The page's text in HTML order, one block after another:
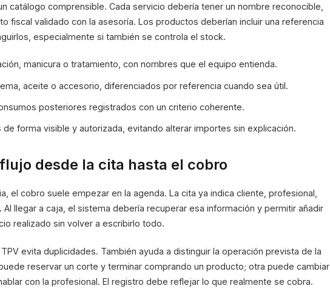
catálogo comprensible. Cada servicio debería tener un nombre reconocible,
fiscal validado con la asesoría. Los productos deberían incluir una referencia
especialmente si también se controla el stock.
manicura o tratamiento, con nombres que el equipo entienda.
aceite o accesorio, diferenciados por referencia cuando sea útil.
posteriores registrados con un criterio coherente.
de forma visible y autorizada, evitando alterar importes sin explicación.
desde la cita hasta el cobro
el cobro suele empezar en la agenda. La cita ya indica cliente, profesional,
llegar a caja, el sistema debería recuperar esa información y permitir añadir
realizado sin volver a escribirlo todo.
evita duplicidades. También ayuda a distinguir la operación prevista de la
reservar un corte y terminar comprando un producto; otra puede cambiar
con la profesional. El registro debe reflejar lo que realmente se cobra.